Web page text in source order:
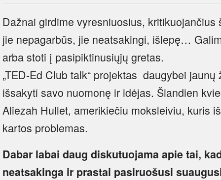
Dažnai girdime vyresniuosius,
jie nepagarbūs, jie neatsakingi, išlepę…
arba stoti į pasipiktinusiųjų gretas.
„TED-Ed Club talk“ projektas daugybei
išsakyti savo nuomonę ir idėjas. Šiandien
Aliezah Hullet, amerikiečiu moksleiviu, kuris
kartos problemas.
Dabar labai daug diskutuojama apie tai,
neatsakinga ir prastai pasiruošusi